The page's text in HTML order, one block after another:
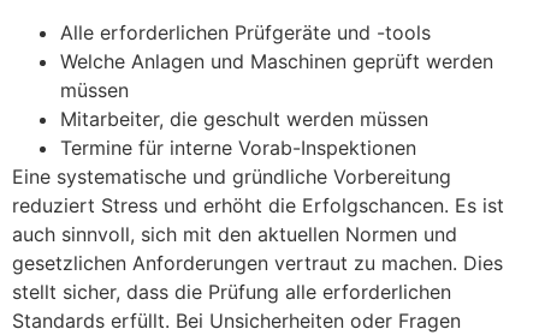
Alle erforderlichen Prüfgeräte und -tools
Welche Anlagen und Maschinen geprüft werden
müssen
Mitarbeiter, die geschult werden müssen
Termine für interne Vorab-Inspektionen
Eine systematische und gründliche Vorbereitung
reduziert Stress und erhöht die Erfolgschancen. Es ist
auch sinnvoll, sich mit den aktuellen Normen und
gesetzlichen Anforderungen vertraut zu machen. Dies
stellt sicher, dass die Prüfung alle erforderlichen
Standards erfüllt. Bei Unsicherheiten oder Fragen